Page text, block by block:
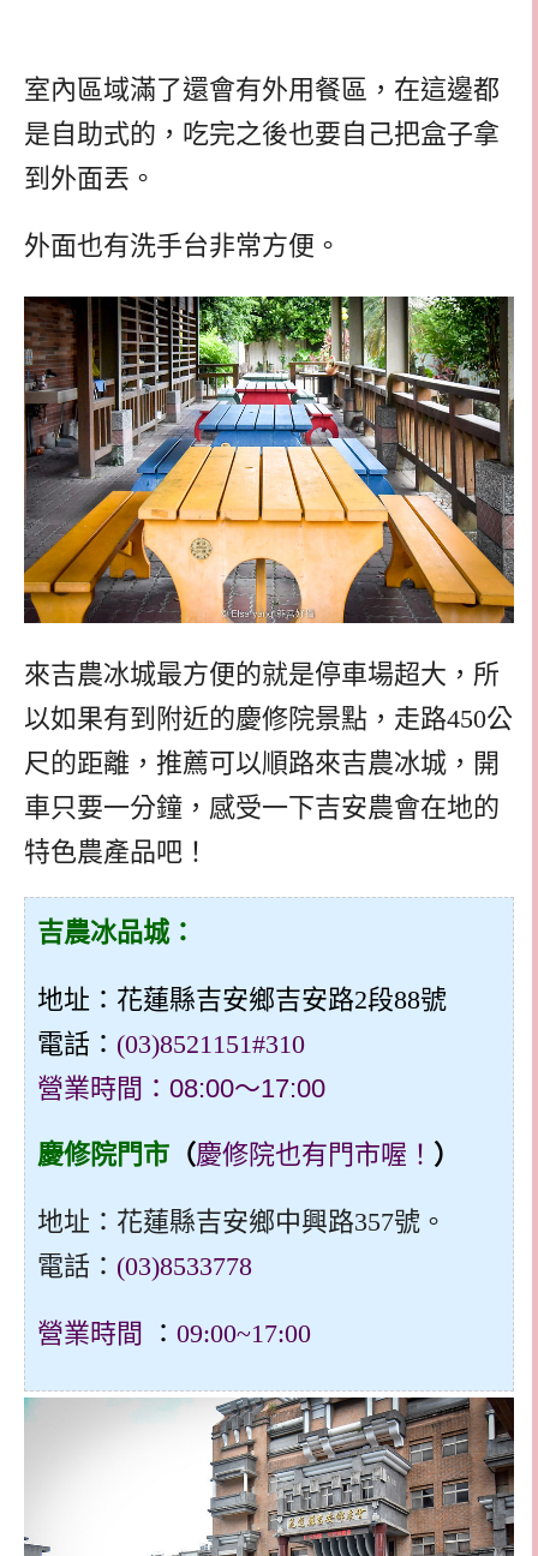
室內區域滿了還會有外用餐區，在這邊都
是自助式的，吃完之後也要自己把盒子拿
到外面丟。
外面也有洗手台非常方便。
來吉農冰城最方便的就是停車場超大，所
以如果有到附近的慶修院景點，走路450公
尺的距離，推薦可以順路來吉農冰城，開
車只要一分鐘，感受一下吉安農會在地的
特色農產品吧！
吉農冰品城：
地址：花蓮縣吉安鄉吉安路2段88號
電話： (03)8521151#310
營業時間： 08:00～17:00
慶修院門市 （慶修院也有門市喔！ ）
地址：花蓮縣吉安鄉中興路357號。
電話： (03)8533778
營業時間 ： 09:00~17:00